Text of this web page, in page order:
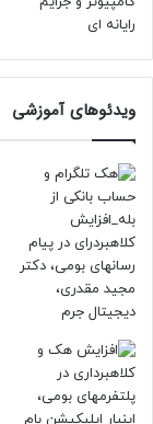
ویدئوهای آموزشی